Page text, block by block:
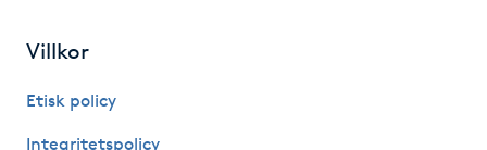
Hyperhidros
Hypnos
Villkor
Etisk policy
Integritetspolicy